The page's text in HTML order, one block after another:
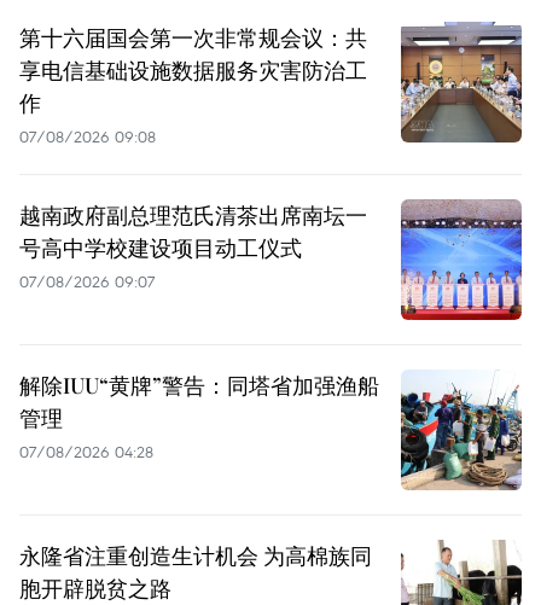
第十六届国会第一次非常规会议：共
享电信基础设施数据服务灾害防治工
作
07/08/2026 09:08
越南政府副总理范氏清茶出席南坛一
号高中学校建设项目动工仪式
07/08/2026 09:07
解除IUU“黄牌”警告：同塔省加强渔船
管理
07/08/2026 04:28
永隆省注重创造生计机会 为高棉族同
胞开辟脱贫之路